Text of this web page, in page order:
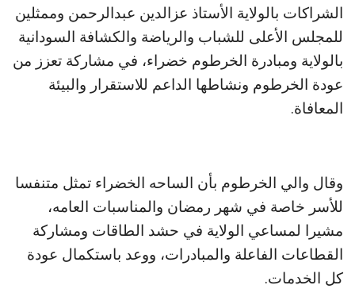
الشراكات بالولاية الأستاذ عزالدين عبدالرحمن وممثلين
للمجلس الأعلى للشباب والرياضة والكشافة السودانية
بالولاية ومبادرة الخرطوم خضراء، في مشاركة تعزز من
عودة الخرطوم ونشاطها الداعم للاستقرار والبيئة
المعافاة.
وقال والي الخرطوم بأن الساحه الخضراء تمثل متنفسا
للأسر خاصة في شهر رمضان والمناسبات العامه،
مشيرا لمساعي الولاية في حشد الطاقات ومشاركة
القطاعات الفاعلة والمبادرات، ووعد باستكمال عودة
كل الخدمات.